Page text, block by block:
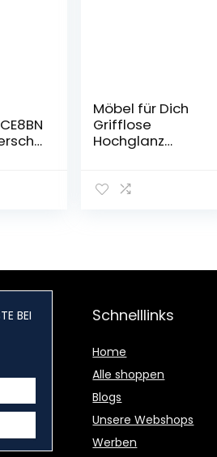
Möbel für Dich
Grifflose
Hochglanz
Campari 360
BEI Schnelllinks
Home
Alle shoppen
Blogs
Unsere Webshops
Werben